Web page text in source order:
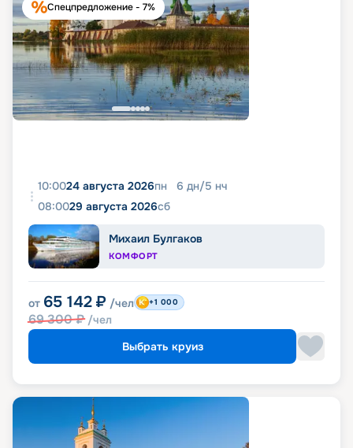
Спецпредложение - 7%
10:0024 августа 2026пн 6 дн/5 нч
08:0029 августа 2026сб
Михаил Булгаков
КОМФОРТ
от 65 142 ₽ /чел
69 300₽ /чел
+1 000
Выбрать круиз